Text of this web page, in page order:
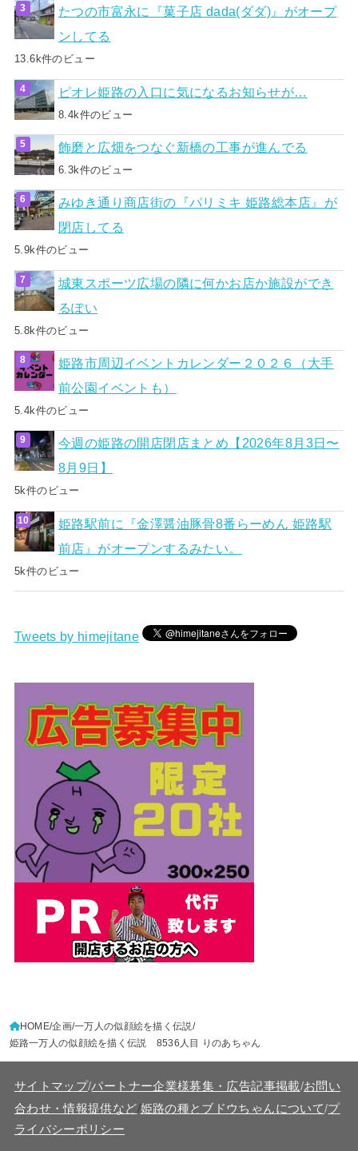
たつの市富永に『菓子店 dada(ダダ)』がオープ
ンしてる
13.6k件のビュー
ピオレ姫路の入口に気になるお知らせが…
8.4k件のビュー
飾磨と広畑をつなぐ新橋の工事が進んでる
6.3k件のビュー
みゆき通り商店街の『パリミキ 姫路総本店』が
閉店してる
5.9k件のビュー
城東スポーツ広場の隣に何かお店か施設ができ
るぽい
5.8k件のビュー
姫路市周辺イベントカレンダー２０２６（大手
前公園イベントも）
5.4k件のビュー
今週の姫路の開店閉店まとめ【2026年8月3日〜
8月9日】
5k件のビュー
姫路駅前に『金澤醤油豚骨8番らーめん 姫路駅
前店』がオープンするみたい。
5k件のビュー
Tweets by himejitane
HOME 企画 一万人の似顔絵を描く伝説
姫路一万人の似顔絵を描く伝説 8536人目 りのあちゃん
サイトマップ/パートナー企業様募集・広告記事掲載/お問い
合わせ・情報提供など/姫路の種とブドウちゃんについて/プ
ライバシーポリシー